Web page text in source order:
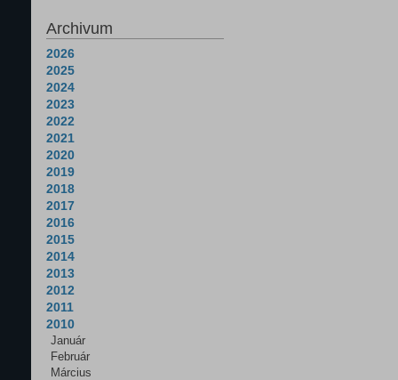
Archivum
2026
2025
2024
2023
2022
2021
2020
2019
2018
2017
2016
2015
2014
2013
2012
2011
2010
Január
Február
Március